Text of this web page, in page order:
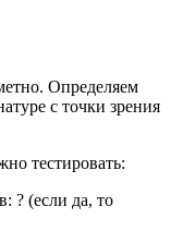
Определяем
с точки зрения
тестировать:
? (если да, то